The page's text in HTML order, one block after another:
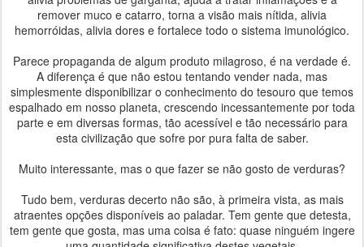
remover muco e catarro, torna a visão mais nítida, alivia
hemorróidas, alivia dores e fortalece todo o sistema imunológico.
Parece propaganda de algum produto milagroso, é na verdade é.
A diferença é que não estou tentando vender nada, mas
simplesmente disponibilizar o conhecimento do tesouro que temos
espalhado em nosso planeta, crescendo incessantemente por toda
parte e em diversas formas, tão acessível e tão necessário para
esta civilização que sofre por pura falta de saber.
Muito interessante, mas o que fazer se não gosto de verduras?
Tudo bem, verduras decerto não são, à primeira vista, as mais
atraentes opções disponíveis ao paladar. Tem gente que detesta,
tem gente que gosta, mas uma coisa é fato: quase ninguém ingere